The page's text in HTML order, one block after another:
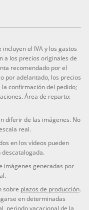
el IVA y los gastos
a los precios originales de
recomendado por el
por adelantado, los precios
confirmación del pedido;
Área de reparto:
diferir de las imágenes. No
real.
en los vídeos pueden
imágenes generadas por
sobre plazos de producción.
en determinadas
periodo vacacional de la